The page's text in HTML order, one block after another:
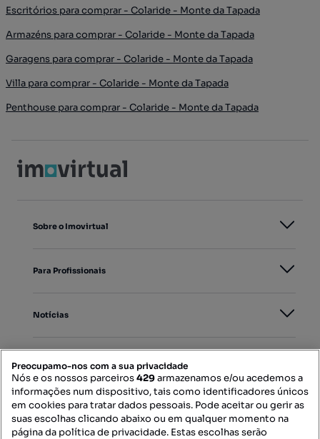
Escritórios para comprar - Colaride - Monte da Tapada
Armazéns para comprar - Colaride - Monte da Tapada
Garagens para comprar - Colaride - Monte da Tapada
Villa para comprar - Colaride - Monte da Tapada
Penthouse para comprar - Colaride - Monte da Tapada
Sobre o Imovirtual
Para Profissionais
Notícias
Mapa do Site
Preocupamo-nos com a sua privacidade
Nós e os nossos parceiros429armazenamos e/ou acedemos a
informações num dispositivo, tais como identificadores únicos
em cookies para tratar dados pessoais. Pode aceitar ou gerir as
suas escolhas clicando abaixo ou em qualquer momento na
página da política de privacidade. Estas escolhas serão